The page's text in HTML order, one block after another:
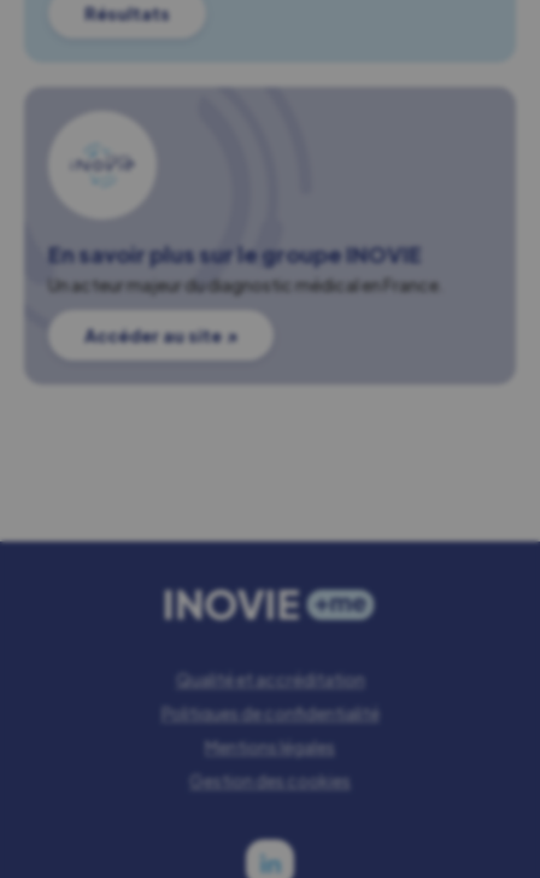
Résultats
En savoir plus sur le groupe INOVIE
Un acteur majeur du diagnostic médical en France.
Accéder au site ↗
Qualité et accréditation
Politiques de confidentialité
Mentions légales
Gestion des cookies